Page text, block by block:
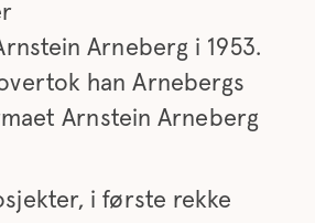
Arneberg i 1953.
han Arnebergs
Arnstein Arneberg
i første rekke